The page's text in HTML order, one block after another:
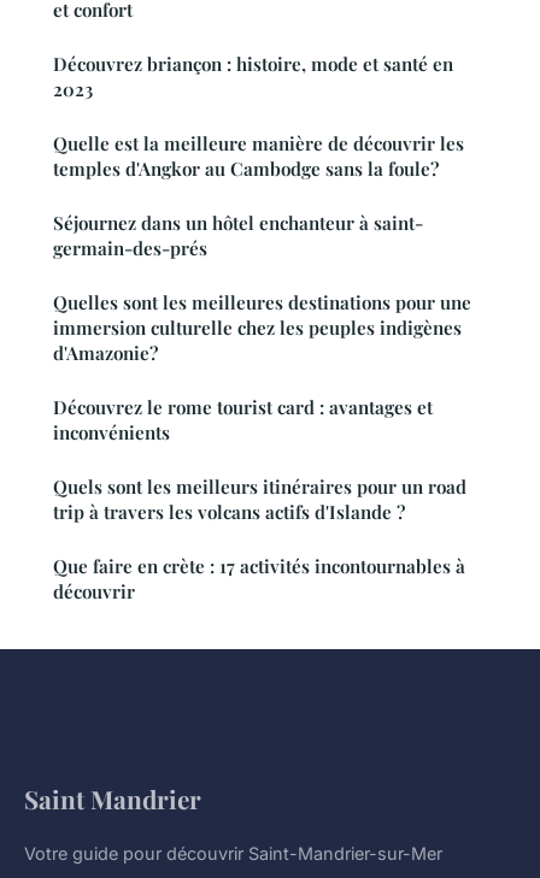
et confort
Découvrez briançon : histoire, mode et santé en
2023
Quelle est la meilleure manière de découvrir les
temples d'Angkor au Cambodge sans la foule?
Séjournez dans un hôtel enchanteur à saint-
germain-des-prés
Quelles sont les meilleures destinations pour une
immersion culturelle chez les peuples indigènes
d'Amazonie?
Découvrez le rome tourist card : avantages et
inconvénients
Quels sont les meilleurs itinéraires pour un road
trip à travers les volcans actifs d'Islande ?
Que faire en crète : 17 activités incontournables à
découvrir
Saint Mandrier
Votre guide pour découvrir Saint-Mandrier-sur-Mer